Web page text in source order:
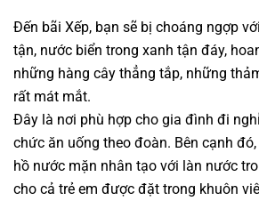
Đến bãi Xếp, bạn sẽ bị choáng ngợp
tận, nước biển trong xanh tận đáy,
những hàng cây thẳng tắp, những
rất mát mắt.
Đây là nơi phù hợp cho gia đình đi
chức ăn uống theo đoàn. Bên cạnh
hồ nước mặn nhân tạo với làn nước
cho cả trẻ em được đặt trong khuôn